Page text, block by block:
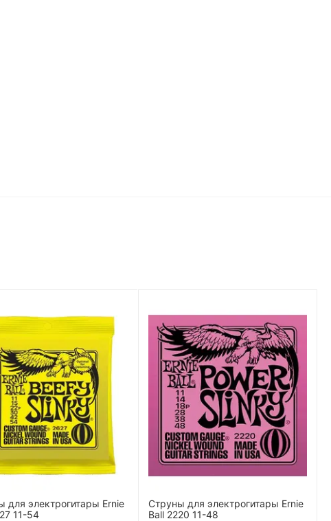
для электрогитары Ernie
11-54
Струны для электрогитары Ernie
Ball 2220 11-48